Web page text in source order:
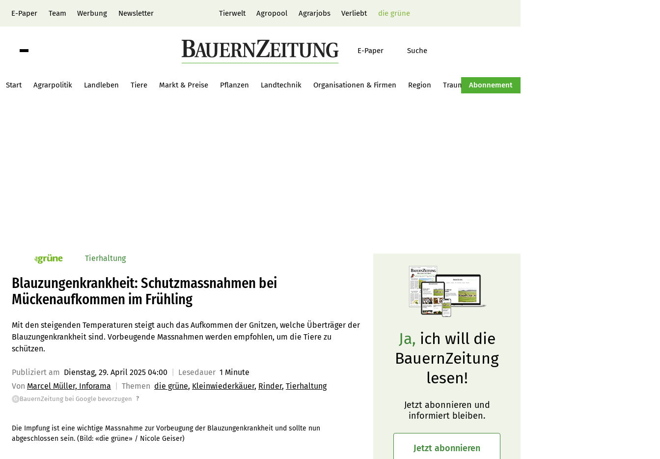
E-Paper Team Werbung Newsletter Tierwelt Agropool Agrarjobs Verliebt die grüne
E-Paper Suche
Start Agrarpolitik Landleben Tiere Markt & Preise Pflanzen Landtechnik Organisationen & Firmen Region Traumtraktor Hof-Management
Abonnement
pv_die-grune-online Tierhaltung
Blauzungenkrankheit: Schutzmassnahmen bei
Mückenaufkommen im Frühling
Mit den steigenden Temperaturen steigt auch das Aufkommen der Gnitzen, welche Überträger der
Blauzungenkrankheit sind. Vorbeugende Massnahmen werden empfohlen, um die Tiere zu
schützen.
Publiziert am Dienstag, 29. April 2025 04:00 Lesedauer 1 Minute
Von Marcel Müller, Inforama Themen die grüne Kleinwiederkäuer Rinder Tierhaltung
G BauernZeitung bei Google bevorzugen ?
Die Impfung ist eine wichtige Massnahme zur Vorbeugung der Blauzungenkrankheit und sollte nun
abgeschlossen sein. (Bild: «die grüne» / Nicole Geiser)
Ja, ich will die
BauernZeitung
lesen!
Jetzt abonnieren und
informiert bleiben.
Jetzt abonnieren